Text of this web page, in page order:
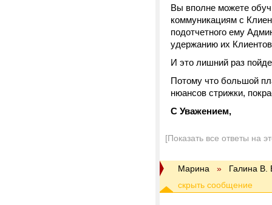
Вы вполне можете
коммуникациям с
подотчетного ему
удержанию их
И это лишний раз
Потому что большой
нюансов стрижки,
С Уважением,
[Показать все ответы на
Марина » Галина В.